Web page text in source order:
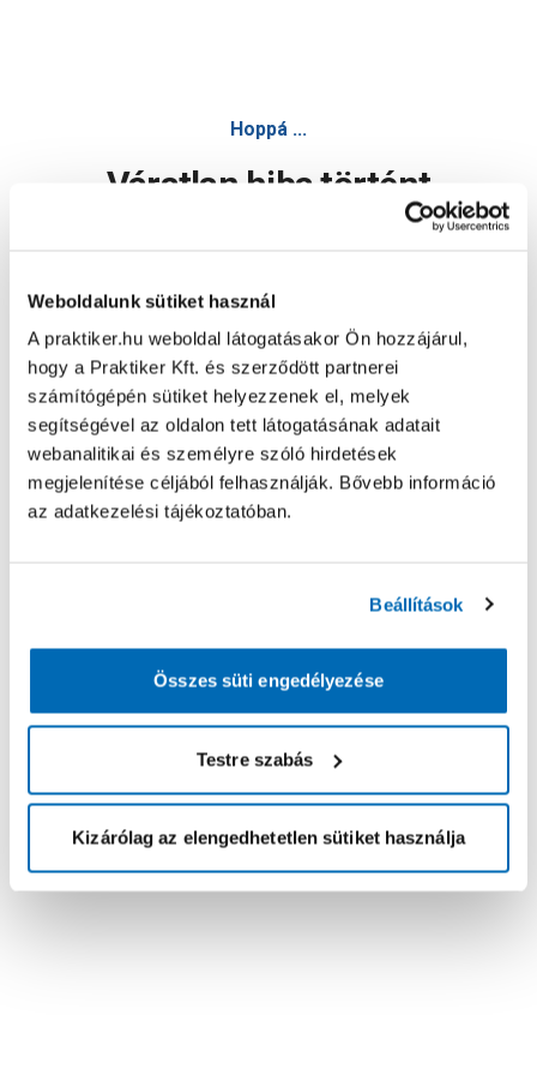
Weboldalunk sütiket használ
A praktiker.hu weboldal látogatásakor Ön hozzájárul,
hogy a Praktiker Kft. és szerződött partnerei
számítógépén sütiket helyezzenek el, melyek
segítségével az oldalon tett látogatásának adatait
webanalitikai és személyre szóló hirdetések
megjelenítése céljából felhasználják. Bővebb információ
az adatkezelési tájékoztatóban.
Beállítások
Összes süti engedélyezése
Testre szabás
Kizárólag az elengedhetetlen sütiket használja
Hoppá ...
Váratlan hiba történt
Oldal újratöltése